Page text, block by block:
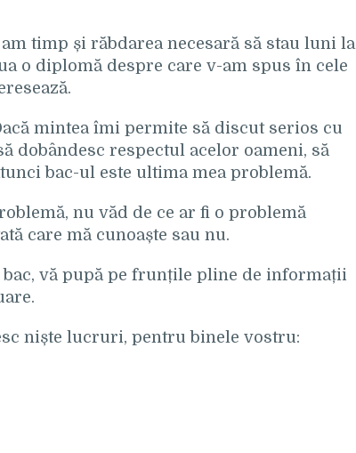
timp și răbdarea necesară să stau luni la
o diplomă despre care v-am spus în cele
mintea îmi permite să discut serios cu
dobândesc respectul acelor oameni, să
bac-ul este ultima mea problemă.
nu văd de ce ar fi o problemă
care mă cunoaște sau nu.
bac, vă pupă pe frunțile pline de informații
niște lucruri, pentru binele vostru: